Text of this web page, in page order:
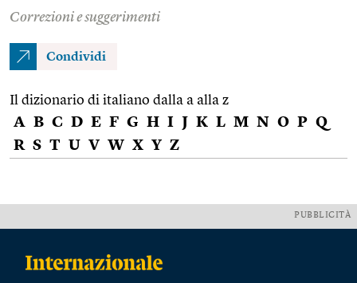
Correzioni e suggerimenti
Condividi
Il dizionario di italiano dalla a alla z
A B C D E F G H I J K L M N O P Q
R S T U V W X Y Z
PUBBLICITÀ